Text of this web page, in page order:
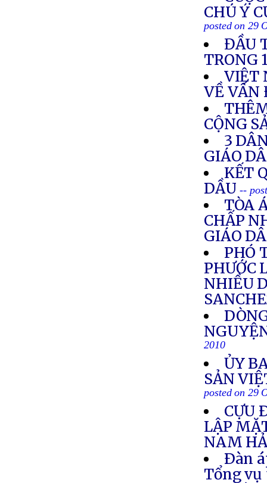
CHÚ Ý
posted on 29
ĐẦU
TRONG
VIỆT
VỀ VẤN
CỘNG
3
GIÁO
KẾT
DẦU--
TÒA
CHẤP
GIÁO
PHÓ
PHƯỚC
NHIỀU
2010
ỦY
SẢN
posted on 29
CỰU
LẬP
NAM
Ðàn
Tổng